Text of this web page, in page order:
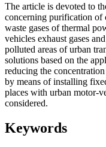
The article is devoted to
concerning purification of
waste gases of thermal
vehicles exhaust gases
polluted areas of urban
solutions based on the
reducing the
by means of installing
places with urban motor-
considered.
Keywords